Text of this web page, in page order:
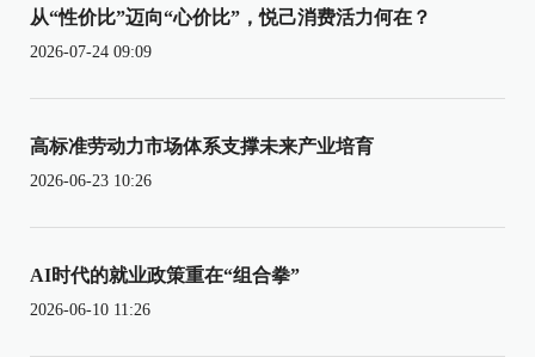
从“性价比”迈向“心价比”，悦己消费活力何在？
2026-07-24 09:09
高标准劳动力市场体系支撑未来产业培育
2026-06-23 10:26
AI时代的就业政策重在“组合拳”
2026-06-10 11:26